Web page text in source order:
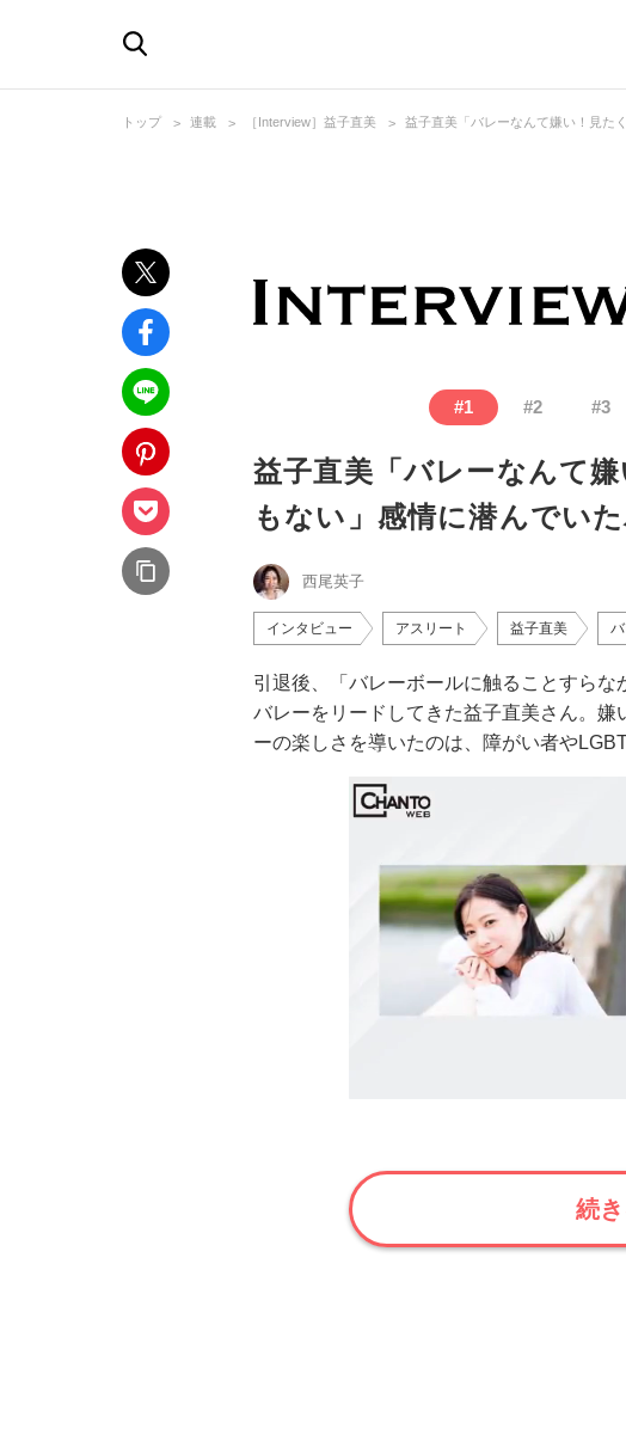
トップ 連載 ［Interview］益子直美 益子直美「バレーなんて嫌い！見た
#1 #2 #3
益子直美「バレーなんて
もない」感情に潜んでい
西尾英子
インタビュー アスリート 益子直美
引退後、「バレーボールに触ることすら
バレーをリードしてきた益子直美さん。
ーの楽しさを導いたのは、障がい者や
続